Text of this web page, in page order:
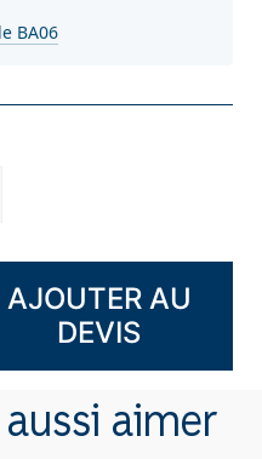
BA06
AJOUTER AU
DEVIS
aimer